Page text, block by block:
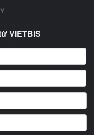
VIETBIS